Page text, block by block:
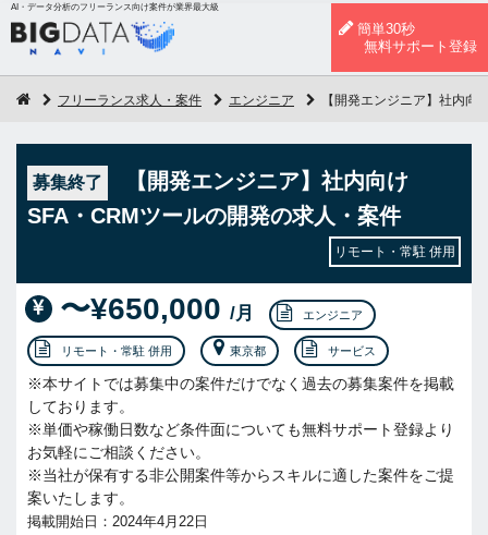
AI・データ分析のフリーランス向け案件が業界最大級
簡単30秒
無料サポート登録
フリーランス求人・案件 エンジニア 【開発エンジニア】社内
募集終了
【開発エンジニア】社内向け
SFA・CRMツールの開発の求人・案件
リモート・常駐 併用
〜¥650,000 /月 エンジニア
リモート・常駐 併用 東京都 サービス
※本サイトでは募集中の案件だけでなく過去の募集案件を掲載
しております。
※単価や稼働日数など条件面についても無料サポート登録より
お気軽にご相談ください。
※当社が保有する非公開案件等からスキルに適した案件をご提
案いたします。
掲載開始日：2024年4月22日